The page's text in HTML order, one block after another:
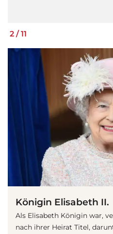
2 / 11
Königin Elisabeth II.
Als Elisabeth Königin war,
nach ihrer Heirat Titel,